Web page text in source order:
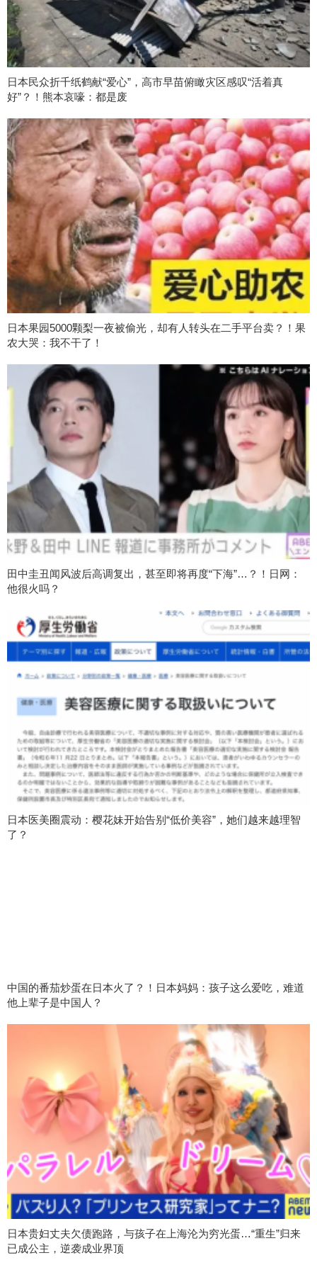
日本民众折千纸鹤献“爱心”，高市早苗俯瞰灾区感叹“活着真
好”？！熊本哀嚎：都是废
日本果园5000颗梨一夜被偷光，却有人转头在二手平台卖？！果
农大哭：我不干了！
田中圭丑闻风波后高调复出，甚至即将再度“下海”…？！日网：
他很火吗？
日本医美圈震动：樱花妹开始告别“低价美容”，她们越来越理智
了？
中国的番茄炒蛋在日本火了？！日本妈妈：孩子这么爱吃，难道
他上辈子是中国人？
日本贵妇丈夫欠债跑路，与孩子在上海沦为穷光蛋…“重生”归来
已成公主，逆袭成业界顶